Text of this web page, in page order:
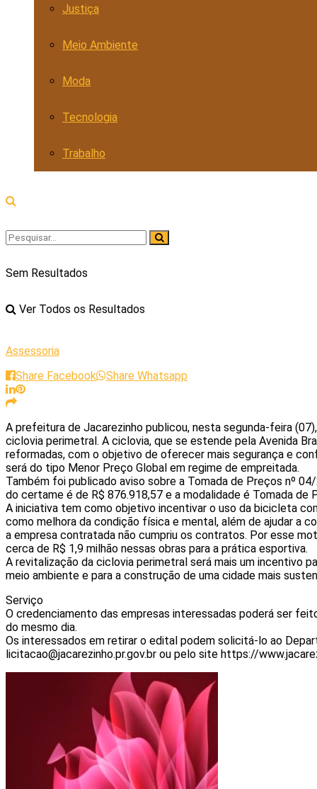
Justiça
Meio Ambiente
Moda
Tecnologia
Trabalho
Sem Resultados
Ver Todos os Resultados
Assessoria
Share Facebook
Share Whatsapp
A prefeitura de Jacarezinho publicou, nesta segunda-feira
ciclovia perimetral. A ciclovia, que se estende pela Avenida
reformadas, com o objetivo de oferecer mais segurança e
será do tipo Menor Preço Global em regime de empreitada.
Também foi publicado aviso sobre a Tomada de Preços nº
do certame é de R$ 876.918,57 e a modalidade é Tomada
A iniciativa tem como objetivo incentivar o uso da bicicleta
como melhora da condição física e mental, além de ajudar a
a empresa contratada não cumpriu os contratos. Por esse
cerca de R$ 1,9 milhão nessas obras para a prática esportiva.
A revitalização da ciclovia perimetral será mais um incentivo
meio ambiente e para a construção de uma cidade mais
Serviço
O credenciamento das empresas interessadas poderá ser
do mesmo dia.
Os interessados em retirar o edital podem solicitá-lo ao
licitacao@jacarezinho.pr.gov.br ou pelo site https://